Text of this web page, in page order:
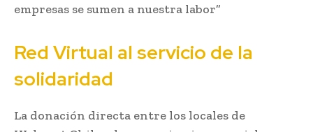
empresas se sumen a nuestra labor”
Red Virtual al servicio de la
solidaridad
La donación directa entre los locales de